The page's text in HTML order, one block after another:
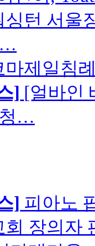
싱턴 서울
…
마제일침
] [얼바인
…
] 피아노
회 장의자